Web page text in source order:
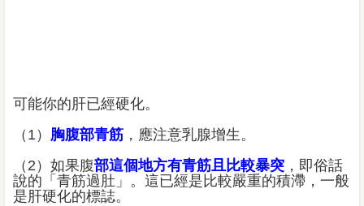
可能你的肝已經硬化。
（1） 胸腹部青筋 ，應注意乳腺增生。
（2）如果腹部這個地方有青筋且比較暴突 ，即俗話
說的「青筋過肚」。這已經是比較嚴重的積滯，一般
是肝硬化的標誌。